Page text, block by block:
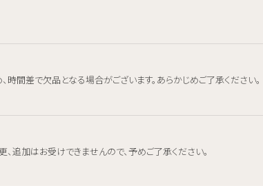
時間差で欠品となる場合がございます。あらかじめご了承ください。
追加はお受けできませんので、予めご了承ください。